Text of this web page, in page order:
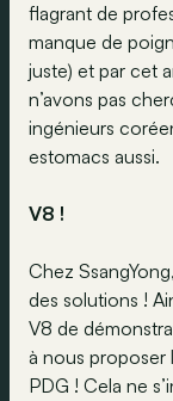
flagrant de
manque de
juste) et par cet
n’avons pas
ingénieurs
estomacs aussi.
V8 !
Chez
des solutions !
V8 de
à nous proposer
PDG ! Cela ne